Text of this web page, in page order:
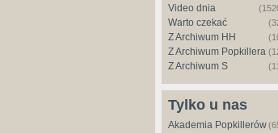
Video dnia
Warto czekać
Z Archiwum HH
Z Archiwum Popkillera
Z Archiwum S
Tylko u nas
Akademia Popkillerów